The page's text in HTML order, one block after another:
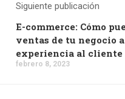
Siguiente publicación
E-commerce: Cómo
ventas de tu negocio
experiencia al cliente
febrero 8, 2023